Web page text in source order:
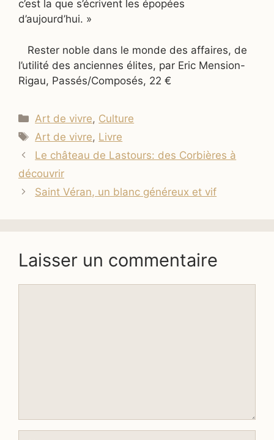
c’est la que s’écrivent les épopées
d’aujourd’hui. »
Rester noble dans le monde des affaires, de
l’utilité des anciennes élites, par Eric Mension-
Rigau, Passés/Composés, 22 €
Catégories
Art de vivre, Culture
Étiquettes
Art de vivre, Livre
Le château de Lastours: des Corbières à
découvrir
Saint Véran, un blanc généreux et vif
Laisser un commentaire